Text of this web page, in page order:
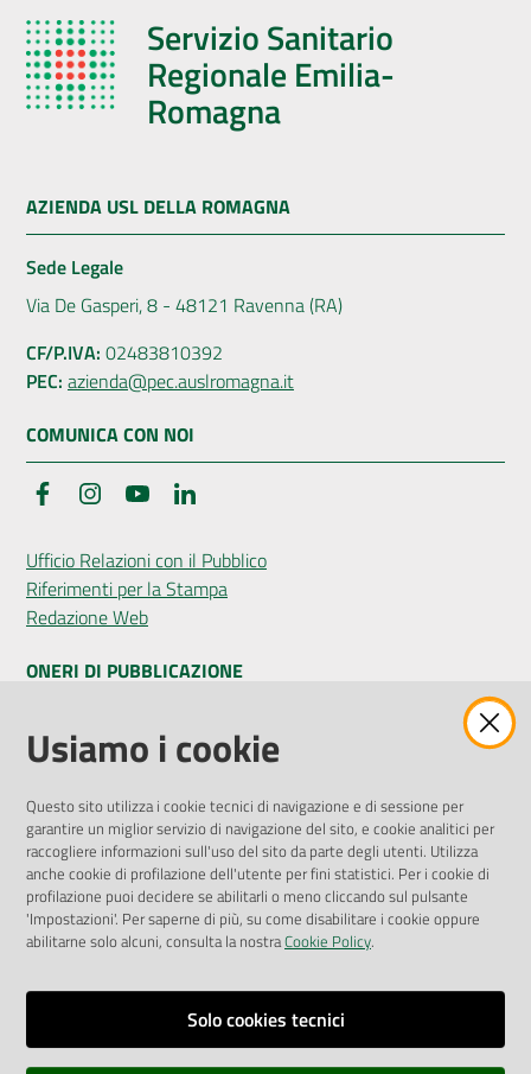
Servizio Sanitario
Regionale Emilia-
Romagna
AZIENDA USL DELLA ROMAGNA
Sede Legale
Via De Gasperi, 8 - 48121 Ravenna (RA)
CF/P.IVA: 02483810392
PEC: azienda@pec.auslromagna.it
COMUNICA CON NOI
FacebookInstagramYouTube
Ufficio Relazioni con il Pubblico
Riferimenti per la Stampa
Redazione Web
ONERI DI PUBBLICAZIONE
Amministrazione Trasparente
Pubblicità legale
Privacy Policy
Attuazione Misure PNRR
Liste di Attesa
ENTI, IMPRESE E PARTNER
Fatturazione Elettronica
Richiesta Patrocinio
Usiamo i cookie
Questo sito utilizza i cookie tecnici di navigazione e di sessione per
garantire un miglior servizio di navigazione del sito, e cookie analitici per
raccogliere informazioni sull'uso del sito da parte degli utenti. Utilizza
anche cookie di profilazione dell'utente per fini statistici. Per i cookie di
profilazione puoi decidere se abilitarli o meno cliccando sul pulsante
'Impostazioni'. Per saperne di più, su come disabilitare i cookie oppure
abilitarne solo alcuni, consulta la nostraCookie Policy.
Solo cookies tecnici